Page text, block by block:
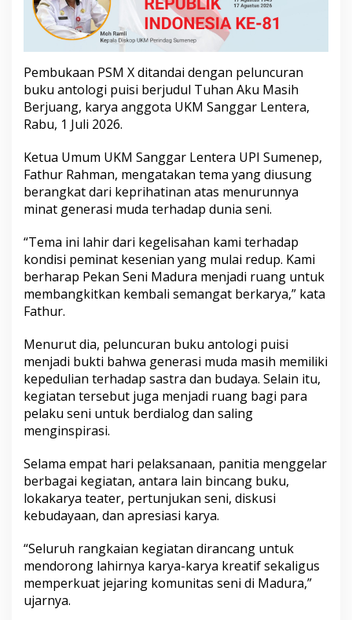
d
u
r
a
X
Pembukaan PSM X ditandai dengan peluncuran
buku antologi puisi berjudul Tuhan Aku Masih
Berjuang, karya anggota UKM Sanggar Lentera,
Rabu, 1 Juli 2026.
Ketua Umum UKM Sanggar Lentera UPI Sumenep,
Fathur Rahman, mengatakan tema yang diusung
berangkat dari keprihatinan atas menurunnya
minat generasi muda terhadap dunia seni.
“Tema ini lahir dari kegelisahan kami terhadap
kondisi peminat kesenian yang mulai redup. Kami
berharap Pekan Seni Madura menjadi ruang untuk
membangkitkan kembali semangat berkarya,” kata
Fathur.
Menurut dia, peluncuran buku antologi puisi
menjadi bukti bahwa generasi muda masih memiliki
kepedulian terhadap sastra dan budaya. Selain itu,
kegiatan tersebut juga menjadi ruang bagi para
pelaku seni untuk berdialog dan saling
menginspirasi.
Selama empat hari pelaksanaan, panitia menggelar
berbagai kegiatan, antara lain bincang buku,
lokakarya teater, pertunjukan seni, diskusi
kebudayaan, dan apresiasi karya.
“Seluruh rangkaian kegiatan dirancang untuk
mendorong lahirnya karya-karya kreatif sekaligus
memperkuat jejaring komunitas seni di Madura,”
ujarnya.